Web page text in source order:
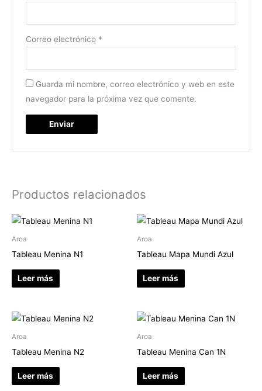
Correo electrónico *
Guarda mi nombre, correo electrónico y web en este
navegador para la próxima vez que comente.
Productos relacionados
Aroa
Tableau Menina N1
Leer más
Aroa
Tableau Mapa Mundi Azul
Leer más
Aroa
Tableau Menina N2
Leer más
Aroa
Tableau Menina Can 1N
Leer más